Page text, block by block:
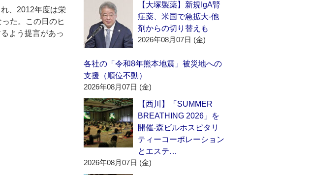
、2012年度は栄
た。この日のヒ
よう提言があっ
【大塚製薬】新規IgA腎
症薬、米国で急拡大‐他
剤からの切り替えも
2026年08月07日 (金)
各社の「令和8年熊本地震」被災地への
支援（順位不動）
2026年08月07日 (金)
【西川】「SUMMER
BREATHING 2026」を
開催‐森ビルホスピタリ
ティーコーポレーション
とエステ…
2026年08月07日 (金)